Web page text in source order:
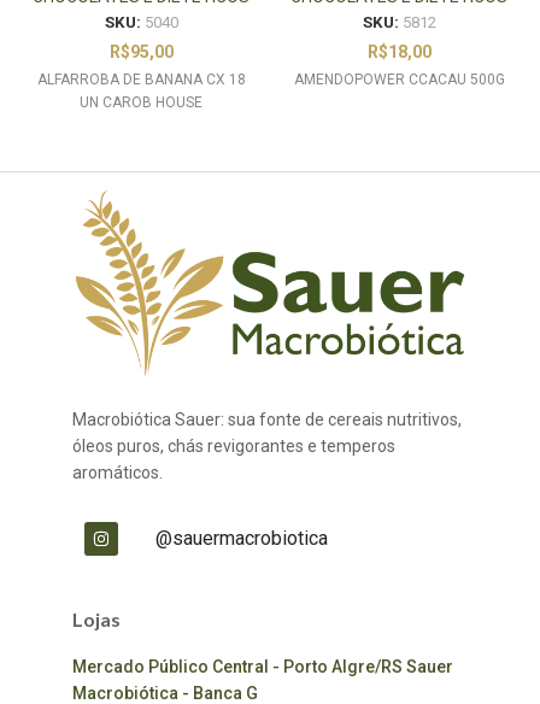
SKU: 5040
R$95,00
ALFARROBA DE BANANA CX 18
UN CAROB HOUSE
SKU: 5812
R$18,00
AMENDOPOWER CCACAU 500G
Macrobiótica Sauer: sua fonte de cereais nutritivos,
óleos puros, chás revigorantes e temperos
aromáticos.
@sauermacrobiotica
Lojas
Mercado Público Central - Porto Algre/RS Sauer
Macrobiótica - Banca G